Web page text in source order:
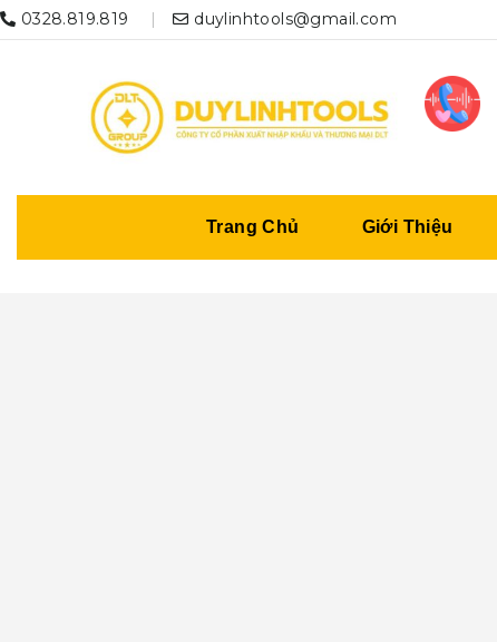
0328.819.819 duylinhtools@gmail.com
Trang Chủ Giới Thiệu